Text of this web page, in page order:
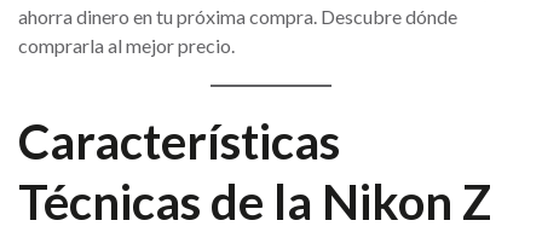
ahorra dinero en tu próxima compra. Descubre dónde
comprarla al mejor precio.
Características
Técnicas de la Nikon Z